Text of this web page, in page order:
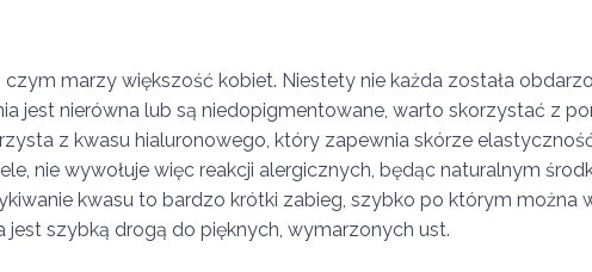
czym marzy większość kobiet. Niestety nie każda została
jest nierówna lub są niedopigmentowane, warto skorzystać z
z kwasu hialuronowego, który zapewnia skórze
nie wywołuje więc reakcji alergicznych, będąc naturalnym
kwasu to bardzo krótki zabieg, szybko po którym można
szybką drogą do pięknych, wymarzonych ust.